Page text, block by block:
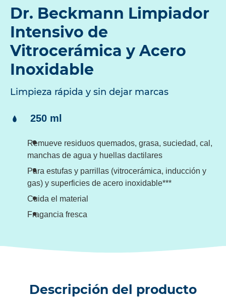
Dr. Beckmann Limpiador
Intensivo de
Vitrocerámica y Acero
Inoxidable
Limpieza rápida y sin dejar marcas
Contenido:
250 ml
Remueve residuos quemados, grasa, suciedad, cal,
manchas de agua y huellas dactilares
Para estufas y parrillas (vitrocerámica, inducción y
gas) y superficies de acero inoxidable***
Cuida el material
Fragancia fresca
Descripción del producto